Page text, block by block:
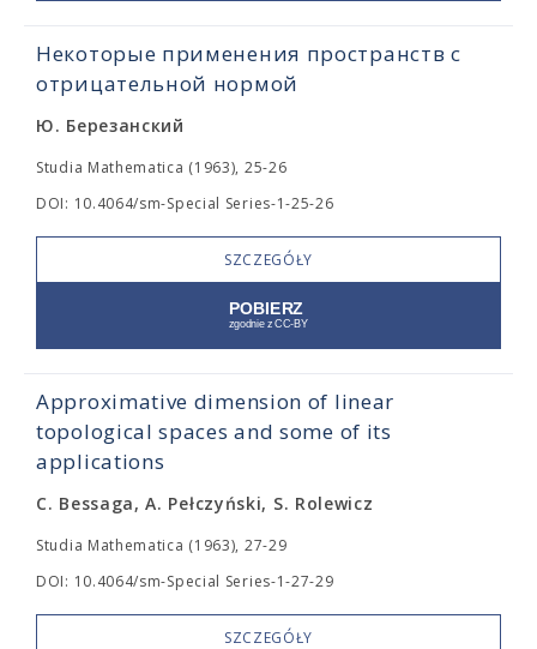
Некоторые применения пространств с
отрицательной нормой
Ю. Березанский
Studia Mathematica (1963), 25-26
DOI: 10.4064/sm-Special Series-1-25-26
SZCZEGÓŁY
Approximative dimension of linear
topological spaces and some of its
applications
C. Bessaga, A. Pełczyński, S. Rolewicz
Studia Mathematica (1963), 27-29
DOI: 10.4064/sm-Special Series-1-27-29
SZCZEGÓŁY